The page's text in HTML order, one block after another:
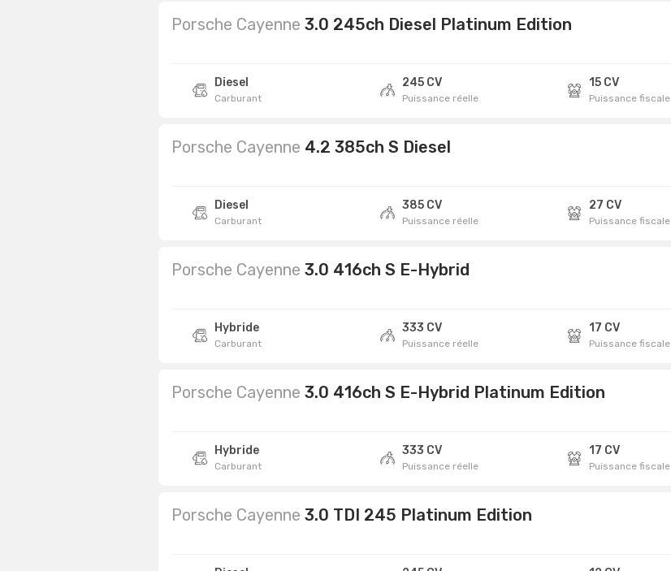
Porsche Cayenne 3.0 245ch Diesel Platinum Edition
Diesel
Carburant
245 CV
Puissance réelle
15 CV
Puissance fiscale
Porsche Cayenne 4.2 385ch S Diesel
Diesel
Carburant
385 CV
Puissance réelle
27 CV
Puissance fiscale
Porsche Cayenne 3.0 416ch S E-Hybrid
Hybride
Carburant
333 CV
Puissance réelle
17 CV
Puissance fiscale
Porsche Cayenne 3.0 416ch S E-Hybrid Platinum Edition
Hybride
Carburant
333 CV
Puissance réelle
17 CV
Puissance fiscale
Porsche Cayenne 3.0 TDI 245 Platinum Edition